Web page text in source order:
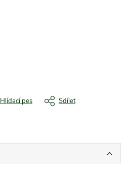
Hlídací pes Sdílet